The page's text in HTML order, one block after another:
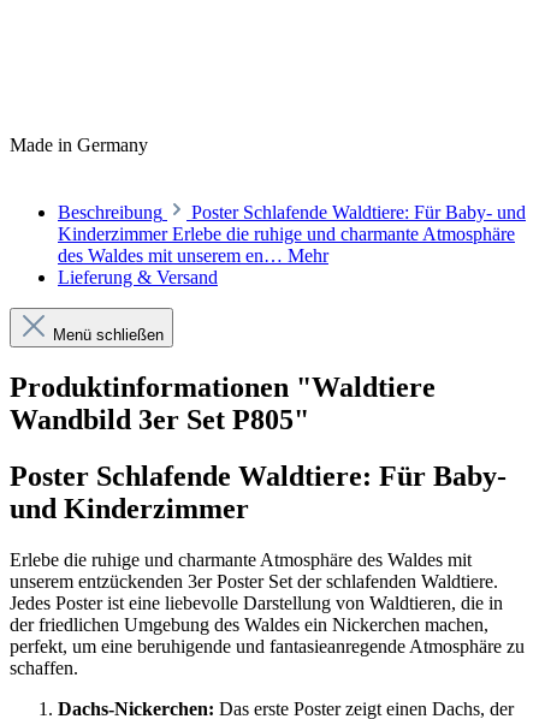
Made in Germany
Beschreibung
Poster Schlafende Waldtiere: Für Baby- und
Kinderzimmer Erlebe die ruhige und charmante Atmosphäre
des Waldes mit unserem en… Mehr
Lieferung & Versand
Menü schließen
Produktinformationen "Waldtiere
Wandbild 3er Set P805"
Poster Schlafende Waldtiere: Für Baby-
und Kinderzimmer
Erlebe die ruhige und charmante Atmosphäre des Waldes mit
unserem entzückenden 3er Poster Set der schlafenden Waldtiere.
Jedes Poster ist eine liebevolle Darstellung von Waldtieren, die in
der friedlichen Umgebung des Waldes ein Nickerchen machen,
perfekt, um eine beruhigende und fantasieanregende Atmosphäre zu
schaffen.
Dachs-Nickerchen: Das erste Poster zeigt einen Dachs, der